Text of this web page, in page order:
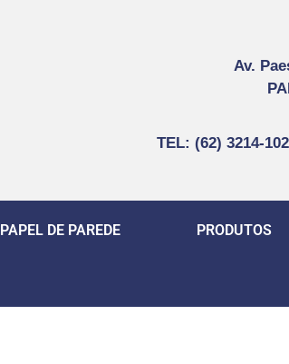
Av.
TEL: (62) 3214-
PAPEL DE PAREDE PRODUTOS